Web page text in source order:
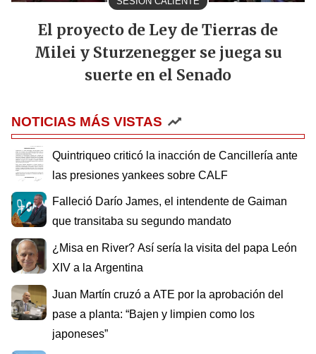
El proyecto de Ley de Tierras de
Milei y Sturzenegger se juega su
suerte en el Senado
NOTICIAS MÁS VISTAS
Quintriqueo criticó la inacción de Cancillería ante
las presiones yankees sobre CALF
Falleció Darío James, el intendente de Gaiman
que transitaba su segundo mandato
¿Misa en River? Así sería la visita del papa León
XIV a la Argentina
Juan Martín cruzó a ATE por la aprobación del
pase a planta: “Bajen y limpien como los
japoneses”